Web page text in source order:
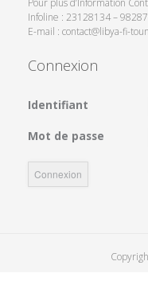
Infoline : 23128134 –
E-mail : contact@libya-fi-
Connexion
Identifiant
Mot de passe